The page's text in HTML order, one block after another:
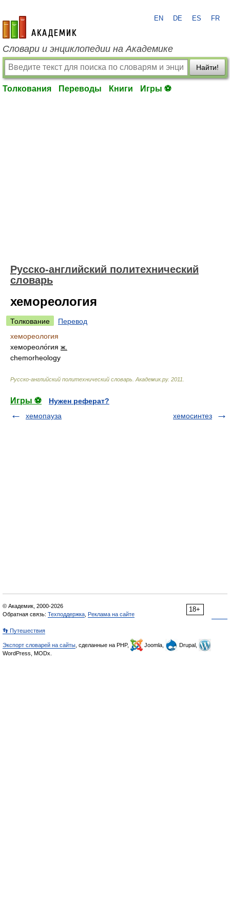
academic.ru
EN DE ES FR
Словари и энциклопедии на Академике
Найти!
Толкования Переводы Книги Игры ⚽
Русско-английский политехнический
словарь
хемореология
Толкование
Перевод
хемореология
хемореоло́гия ж.
chemorheology
Русско-английский политехнический словарь Академик.ру. 2011
Игры ⚽
Нужен реферат?
хемопауза
хемосинтез
18+
© Академик, 2000-2026
Обратная связь: Техподдержка Реклама на сайте
👣 Путешествия
Экспорт словарей на сайты , сделанные на PHP, Joomla,
Drupal,
WordPress, MODx.